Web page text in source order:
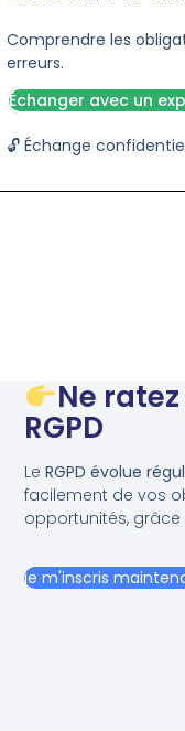
Comprendre les
erreurs.
Échanger avec un
🔓 Échange
Ne
RGPD
Le RGPD évolue
facilement de vos
opportunités,
je m'inscris